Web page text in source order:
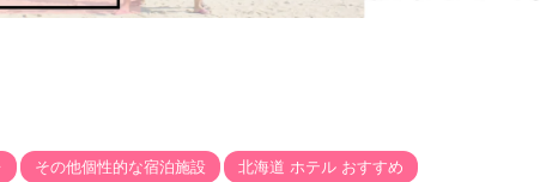
その他個性的な宿泊施設 北海道 ホテル おすすめ